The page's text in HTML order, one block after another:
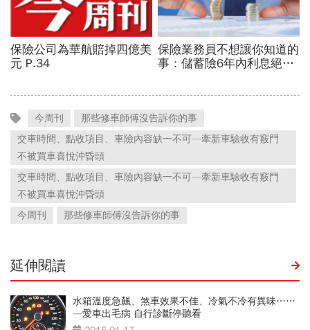
今周刊
那些修車師傅沒告訴你的事
交車時間、點收項目、車險內容缺一不可—牽新車驗收有竅門
不被買車喜悅沖昏頭
交車時間、點收項目、車險內容缺一不可—牽新車驗收有竅門
不被買車喜悅沖昏頭
今周刊
那些修車師傅沒告訴你的事
延伸閱讀
水箱溫度急飆、煞車效果不佳、冷氣不冷有異味……
—愛車出毛病 自行診斷停聽看